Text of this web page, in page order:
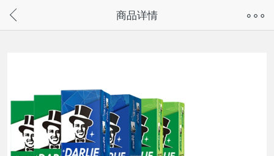
请通过微信或支付宝搜“奇兔客小程序”访问
商品详情